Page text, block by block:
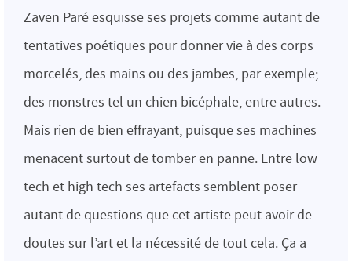
Zaven Paré esquisse ses projets comme autant de
tentatives poétiques pour donner vie à des corps
morcelés, des mains ou des jambes, par exemple;
des monstres tel un chien bicéphale, entre autres.
Mais rien de bien effrayant, puisque ses machines
menacent surtout de tomber en panne. Entre low
tech et high tech ses artefacts semblent poser
autant de questions que cet artiste peut avoir de
doutes sur l’art et la nécessité de tout cela. Ça a